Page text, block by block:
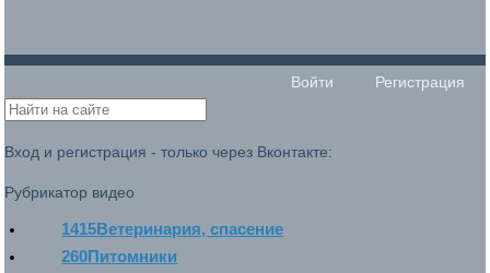
Войти Регистрация
Вход и регистрация - только через Вконтакте:
Рубрикатор видео
1415Ветеринария, спасение
260Питомники